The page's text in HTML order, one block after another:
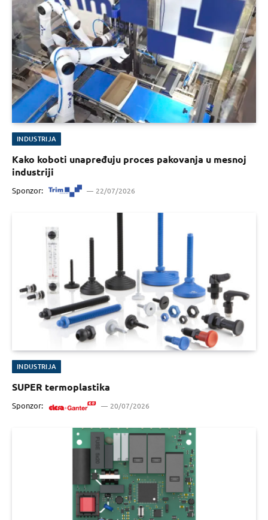
INDUSTRIJA
Kako koboti unapređuju proces pakovanja u mesnoj
industriji
Sponzor: 22/07/2026
INDUSTRIJA
SUPER termoplastika
Sponzor: 20/07/2026